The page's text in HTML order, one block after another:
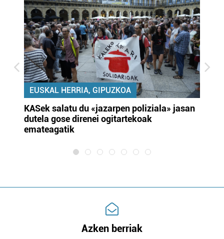
EUSKAL HERRIA, GIPUZKOA
KASek salatu du «jazarpen poliziala» jasan
dutela gose direnei ogitartekoak
emateagatik
Azken berriak